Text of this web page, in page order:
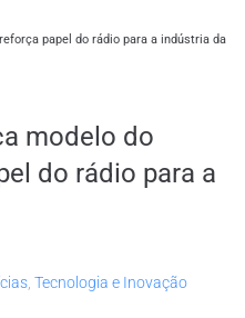
papel do rádio para a indústria da
modelo do
do rádio para a
Tecnologia e Inovação